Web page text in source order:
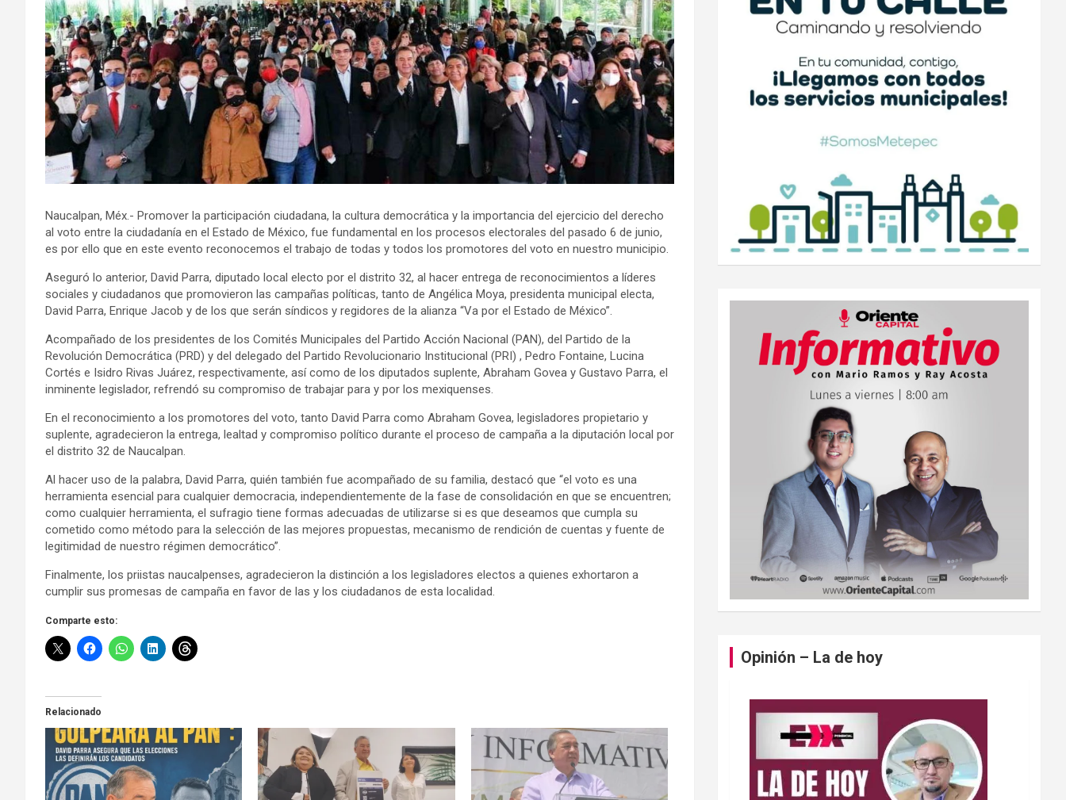
Naucalpan, Méx.- Promover la participación ciudadana, la cultura democrática y la importancia del ejercicio del derecho
al voto entre la ciudadanía en el Estado de México, fue fundamental en los procesos electorales del pasado 6 de junio,
es por ello que en este evento reconocemos el trabajo de todas y todos los promotores del voto en nuestro municipio.
Aseguró lo anterior, David Parra, diputado local electo por el distrito 32, al hacer entrega de reconocimientos a líderes
sociales y ciudadanos que promovieron las campañas políticas, tanto de Angélica Moya, presidenta municipal electa,
David Parra, Enrique Jacob y de los que serán síndicos y regidores de la alianza “Va por el Estado de México”.
Acompañado de los presidentes de los Comités Municipales del Partido Acción Nacional (PAN), del Partido de la
Revolución Democrática (PRD) y del delegado del Partido Revolucionario Institucional (PRI) , Pedro Fontaine, Lucina
Cortés e Isidro Rivas Juárez, respectivamente, así como de los diputados suplente, Abraham Govea y Gustavo Parra, el
inminente legislador, refrendó su compromiso de trabajar para y por los mexiquenses.
En el reconocimiento a los promotores del voto, tanto David Parra como Abraham Govea, legisladores propietario y
suplente, agradecieron la entrega, lealtad y compromiso político durante el proceso de campaña a la diputación local por
el distrito 32 de Naucalpan.
Al hacer uso de la palabra, David Parra, quién también fue acompañado de su familia, destacó que “el voto es una
herramienta esencial para cualquier democracia, independientemente de la fase de consolidación en que se encuentren;
como cualquier herramienta, el sufragio tiene formas adecuadas de utilizarse si es que deseamos que cumpla su
cometido como método para la selección de las mejores propuestas, mecanismo de rendición de cuentas y fuente de
legitimidad de nuestro régimen democrático”.
Finalmente, los priistas naucalpenses, agradecieron la distinción a los legisladores electos a quienes exhortaron a
cumplir sus promesas de campaña en favor de las y los ciudadanos de esta localidad.
Comparte esto:
Relacionado
Opinión – La de hoy